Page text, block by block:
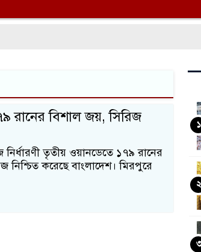
রানের বিশাল জয়, সিরিজ
নির্ধারণী তৃতীয় ওয়ানডেতে ১৭৯ রানের
নিশ্চিত করেছে বাংলাদেশ। মিরপুরে
১
২
৩